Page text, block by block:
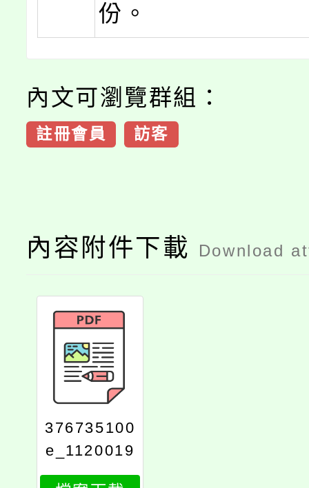
份。
內文可瀏覽群組：
註冊會員 訪客
內容附件下載 Download
376735100
e_1120019
050_print